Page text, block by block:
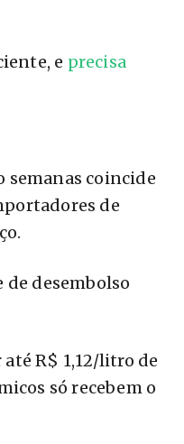
e precisa
semanas coincide
de
de desembolso
R$ 1,12/litro de
só recebem o